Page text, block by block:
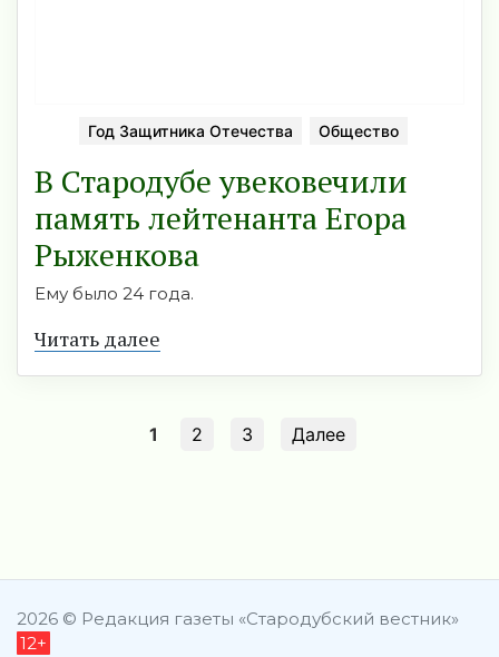
Год Защитника Отечества Общество
В Стародубе увековечили
память лейтенанта Егора
Рыженкова
Ему было 24 года.
Читать далее
1 2 3 Далее
2026 © Редакция газеты «Стародубский вестник»
12+